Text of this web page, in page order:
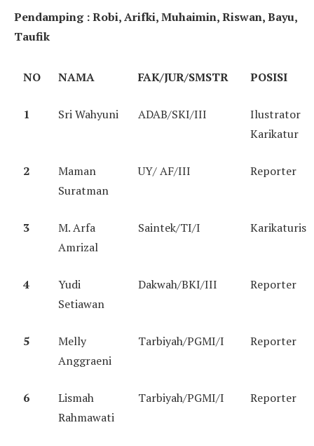
Pendamping : Robi, Arifki, Muhaimin, Riswan, Bayu,
Taufik
NO NAMA FAK/JUR/SMSTR POSISI
1 Sri Wahyuni ADAB/SKI/III
Ilustrator
Karikatur
2
Maman
Suratman
UY/ AF/III Reporter
3
M. Arfa
Amrizal
Saintek/TI/I Karikaturis
4
Yudi
Setiawan
Dakwah/BKI/III Reporter
5
Melly
Anggraeni
Tarbiyah/PGMI/I Reporter
6
Lismah
Rahmawati
Tarbiyah/PGMI/I Reporter